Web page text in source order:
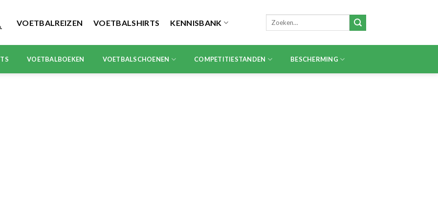
VOETBALREIZEN VOETBALSHIRTS KENNISBANK
Zoeken
VOETBALBOEKEN VOETBALSCHOENEN COMPETITIESTANDEN BESCHERMING